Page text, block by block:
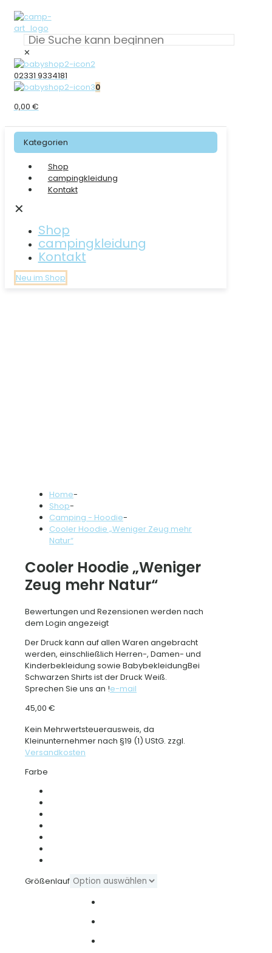
✕
02331 9334181
0
0,00 €
Kategorien
Shop
campingkleidung
Kontakt
✕
Shop
campingkleidung
Kontakt
Neu im Shop
Home-
Shop-
Camping - Hoodie-
Cooler Hoodie „Weniger Zeug mehr
Natur“
Cooler Hoodie „Weniger
Zeug mehr Natur“
Bewertungen und Rezensionen werden nach
dem Login angezeigt
Der Druck kann auf allen Waren angebracht
werden, einschließlich Herren-, Damen- und
Kinderbekleidung sowie BabybekleidungBei
Schwarzen Shirts ist der Druck Weiß.
Sprechen Sie uns an !e-mail
45,00 €
Kein Mehrwertsteuerausweis, da
Kleinunternehmer nach §19 (1) UStG. zzgl.
Versandkosten
Farbe
Größenlauf